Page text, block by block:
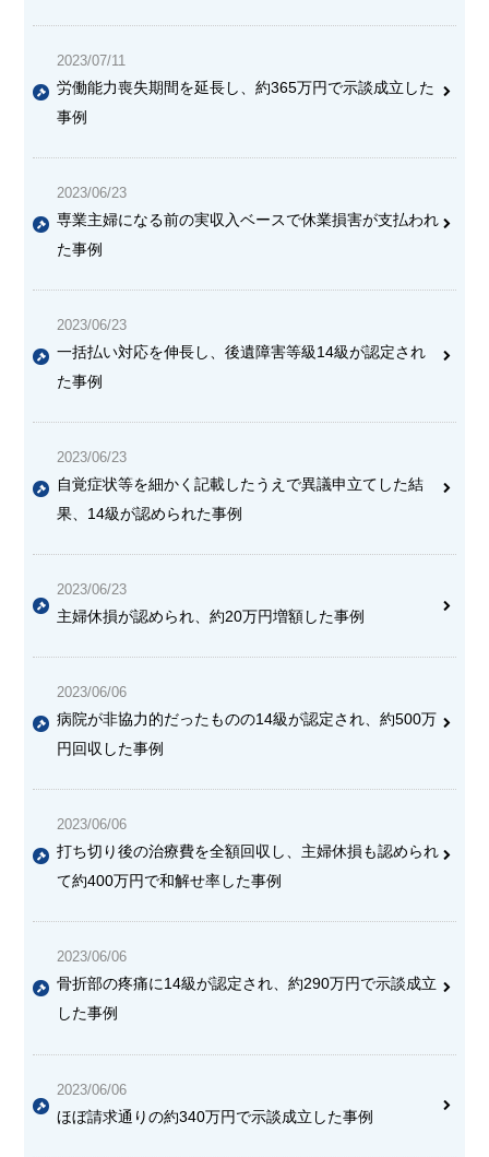
2023/07/11
労働能力喪失期間を延長し、約365万円で示談成立した
事例
2023/06/23
専業主婦になる前の実収入ベースで休業損害が支払われ
た事例
2023/06/23
一括払い対応を伸長し、後遺障害等級14級が認定され
た事例
2023/06/23
自覚症状等を細かく記載したうえで異議申立てした結
果、14級が認められた事例
2023/06/23
主婦休損が認められ、約20万円増額した事例
2023/06/06
病院が非協力的だったものの14級が認定され、約500万
円回収した事例
2023/06/06
打ち切り後の治療費を全額回収 し、主婦休損も認められ
て約400万円で和解せ率した事例
2023/06/06
骨折部の疼痛に14級が認定され、約290万円で示談成立
した事例
2023/06/06
ほぼ請求通りの約340万円で示談成立 した事例